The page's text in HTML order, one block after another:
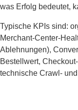
was Erfolg bedeutet,
Typische KPIs sind:
Merchant-Center-
Ablehnungen),
Bestellwert,
technische Crawl-